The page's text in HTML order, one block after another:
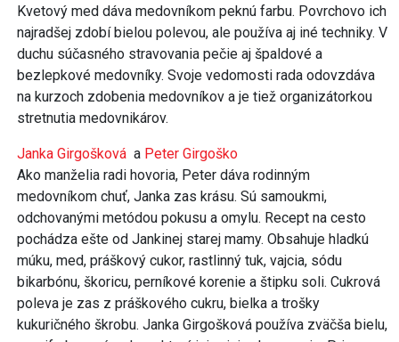
Kvetový med dáva medovníkom peknú farbu. Povrchovo ich
najradšej zdobí bielou polevou, ale používa aj iné techniky. V
duchu súčasného stravovania pečie aj špaldové a
bezlepkové medovníky. Svoje vedomosti rada odovzdáva
na kurzoch zdobenia medovníkov a je tiež organizátorkou
stretnutia medovnikárov.
Janka Girgošková a Peter Girgoško
Ako manželia radi hovoria, Peter dáva rodinným
medovníkom chuť, Janka zas krásu. Sú samoukmi,
odchovanými metódou pokusu a omylu. Recept na cesto
pochádza ešte od Jankinej starej mamy. Obsahuje hladkú
múku, med, práškový cukor, rastlinný tuk, vajcia, sódu
bikarbónu, škoricu, perníkové korenie a štipku soli. Cukrová
poleva je zas z práškového cukru, bielka a trošky
kukuričného škrobu. Janka Girgošková používa zväčša bielu,